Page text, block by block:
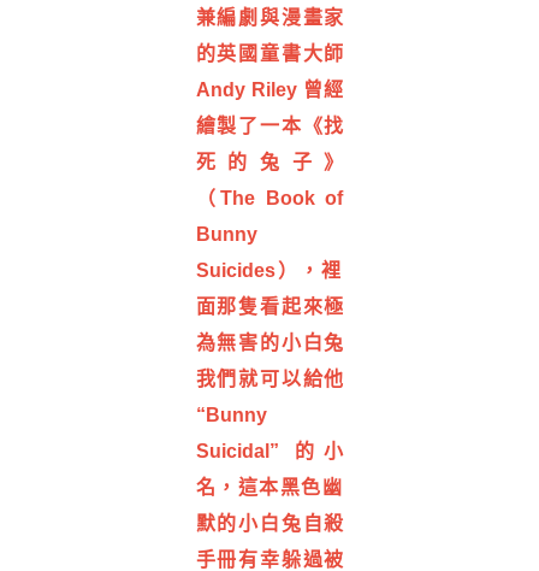
兼編劇與漫畫家
的英國童書大師
Andy Riley 曾經
繪製了一本《找
死的兔子》
（The Book of
Bunny
Suicides），裡
面那隻看起來極
為無害的小白兔
我們就可以給他
“Bunny
Suicidal” 的小
名， 這本黑色幽
默的小白兔自殺
手冊有幸躲過被